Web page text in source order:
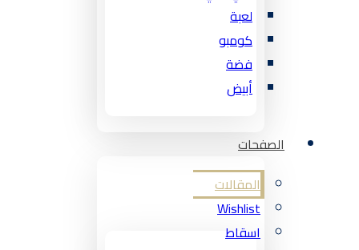
لعبة
كومبو
فضة
أبيض
الصفحات
المقالات
Wishlist
اسقاط